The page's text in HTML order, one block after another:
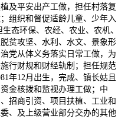
及平安出产工做，担任村落复
组织和督促适龄儿童、少年入
态环保、农经、农业、农机、
贫攻坚、水利、水文、景象形
党从体义务落实日常工做，为
行财规和财经轨制；担任规范
年12月出生，完成、镇长姑且
金核拨和监视办理工做；中
招商引资、项目扶植、工业和
、及上级营业部分交办的其他